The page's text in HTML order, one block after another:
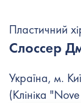
Пластичний
Слоссер
Україна, м.
(Клініка